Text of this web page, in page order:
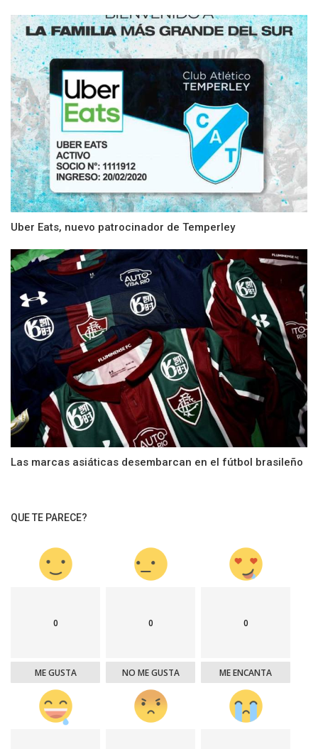
Uber Eats, nuevo patrocinador de Temperley
Las marcas asiáticas desembarcan en el fútbol brasileño
QUE TE PARECE?
0
ME GUSTA
0
NO ME GUSTA
0
ME ENCANTA